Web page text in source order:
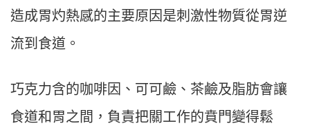
造成胃灼熱感的主要原因是刺激性物質從胃逆
流到食道。
巧克力含的咖啡因、可可鹼、茶鹼及脂肪會讓
食道和胃之間，負責把關工作的賁門變得鬆